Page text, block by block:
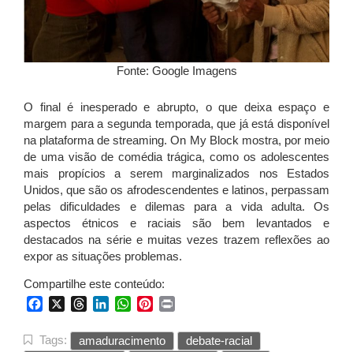
Fonte: Google Imagens
O final é inesperado e abrupto, o que deixa espaço e
margem para a segunda temporada, que já está disponível
na plataforma de streaming. On My Block mostra, por meio
de uma visão de comédia trágica, como os adolescentes
mais propícios a serem marginalizados nos Estados
Unidos, que são os afrodescendentes e latinos, perpassam
pelas dificuldades e dilemas para a vida adulta. Os
aspectos étnicos e raciais são bem levantados e
destacados na série e muitas vezes trazem reflexões ao
expor as situações problemas.
Compartilhe este conteúdo:
FacebookThreadsLinkedInWhatsApp
Pinterest
Tags: amaduracimento
debate-racial